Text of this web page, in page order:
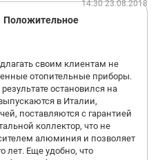
14:30 23.08.2018
Положительное
своим клиентам не
отопительные приборы.
остановился на
в Италии,
поставляются с гарантией
коллектор, что не
алюминия и позволяет
лет. Еще удобно, что